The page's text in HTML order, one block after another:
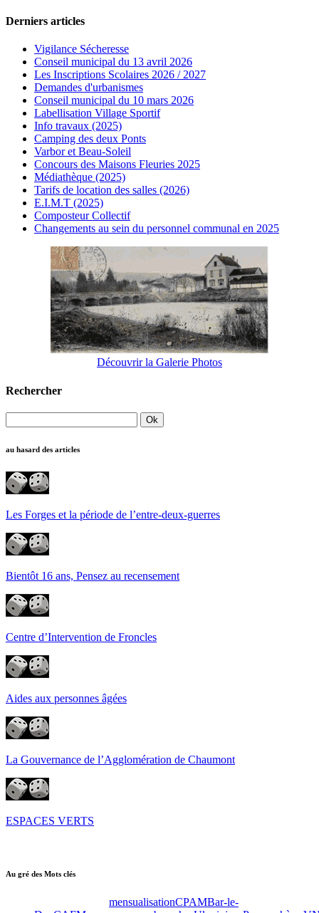
Derniers articles
Vigilance Sécheresse
Conseil municipal du 13 avril 2026
Les Inscriptions Scolaires 2026 / 2027
Demandes d'urbanismes
Conseil municipal du 10 mars 2026
Labellisation Village Sportif
Info travaux (2025)
Camping des deux Ponts
Varbor et Beau-Soleil
Concours des Maisons Fleuries 2025
Médiathèque (2025)
Tarifs de location des salles (2026)
E.I.M.T (2025)
Composteur Collectif
Changements au sein du personnel communal en 2025
Découvrir la Galerie Photos
Rechercher
au hasard des articles
Les Forges et la période de l’entre-deux-guerres
Bientôt 16 ans, Pensez au recensement
Centre d’Intervention de Froncles
Aides aux personnes âgées
La Gouvernance de l’Agglomération de Chaumont
ESPACES VERTS
Au gré des Mots clés
mensualisationCPAMBar-le-